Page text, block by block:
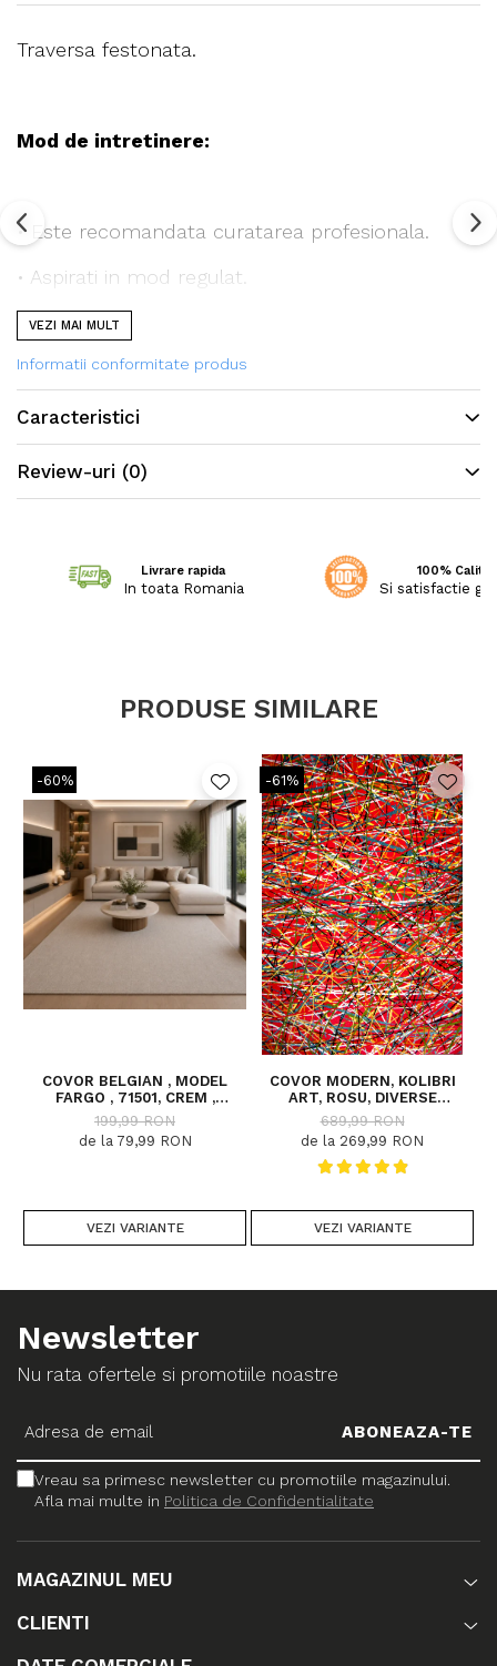
Traversa festonata.
Mod de intretinere:
• Este recomandata curatarea profesionala.
• Aspirati in mod regulat.
Toate covoarele noastre sunt certificate
conform standardului STANDARD 100 de catre
OEKO-TEX®,
garantand absenta substantelor nocive in
cantitati care ar putea dauna sanatatii.
polipropilena de cea mai inalta calitate.
Proprietati antistatic.
Potrivit pentru pardoseli incalzite.
VEZI MAI MULT
Informatii conformitate produs
Caracteristici
Review-uri (0)
Livrare rapida
In toata Romania
100%
Si satisfactie
PRODUSE SIMILARE
-60%
COVOR BELGIAN , MODEL
FARGO , 71501, CREM ,
DIVERSE DIMENSIUNI
199,99 RON
de la 79,99 RON
VEZI VARIANTE
-61%
COVOR MODERN, KOLIBRI
ART, ROSU, DIVERSE
DIMENSIUNI, 2300 GR/MP
689,99 RON
de la 269,99 RON
VEZI VARIANTE
Newsletter
Nu rata ofertele si promotiile noastre
Vreau sa primesc newsletter cu promotiile magazinului.
Afla mai multe in Politica de Confidentialitate
MAGAZINUL MEU
CLIENTI